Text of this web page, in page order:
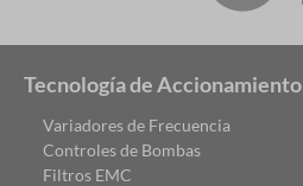
Tecnología de Accionamiento
Variadores de Frecuencia
Controles de Bombas
Filtros EMC